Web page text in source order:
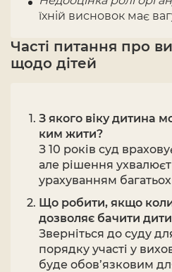
їхній висновок має
Часті питання про
щодо дітей
З якого віку дитина
ким жити?
З 10 років суд
але рішення
урахуванням
Що робити, якщо
дозволяє бачити
Зверніться до суду
порядку участі у
буде обов’язковим